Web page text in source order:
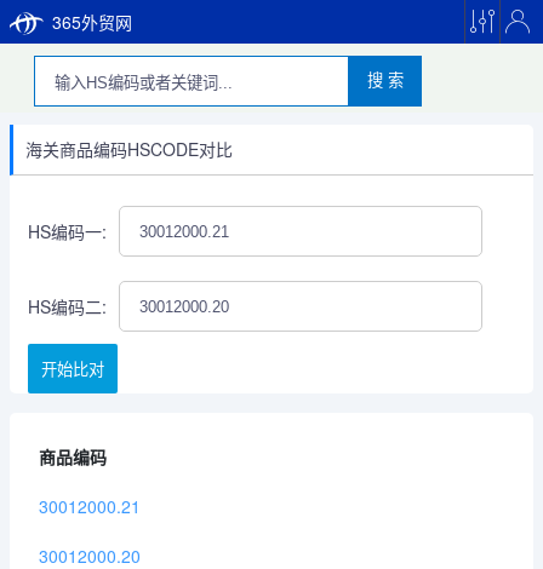
365外贸网
搜 索
海关商品编码HSCODE对比
HS编码一:
HS编码二:
开始比对
商品编码
30012000.21
30012000.20